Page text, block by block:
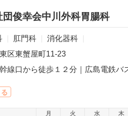
団俊幸会中川外科胃腸科
肛門科 消化器科
区東蟹屋町11-23
月 火 水
木